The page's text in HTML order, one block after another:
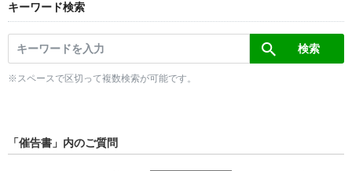
キーワード検索
※スペースで区切って複数検索が可能です。
「催告書」内のご質問